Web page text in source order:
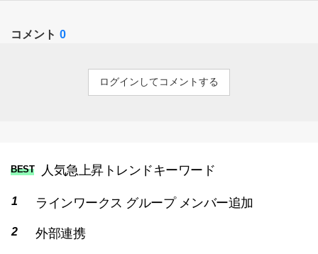
コメント 0
ログインしてコメントする
BEST 人気急上昇トレンドキーワード
ラインワークス グループ メンバー追加
外部連携